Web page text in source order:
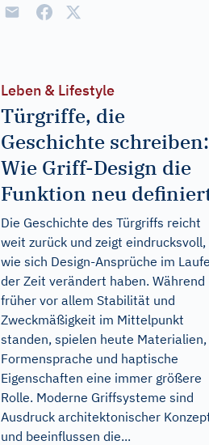
Leben & Lifestyle
Türgriffe, die
Geschichte schreiben:
Wie Griff-Design die
Funktion neu
Die Geschichte des Türgriffs reicht
weit zurück und zeigt eindrucksvoll,
wie sich Design-Ansprüche im Laufe
der Zeit verändert haben. Während
früher vor allem Stabilität und
Zweckmäßigkeit im Mittelpunkt
standen, spielen heute Materialien,
Formensprache und haptische
Eigenschaften eine immer größere
Rolle. Moderne Griffsysteme sind
Ausdruck architektonischer
und beeinflussen die...